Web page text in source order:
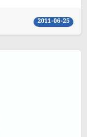
2011-06-25